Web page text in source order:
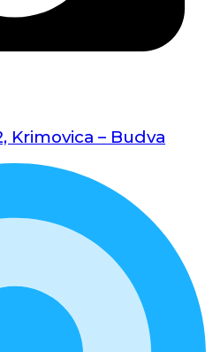
Krimovica – Budva